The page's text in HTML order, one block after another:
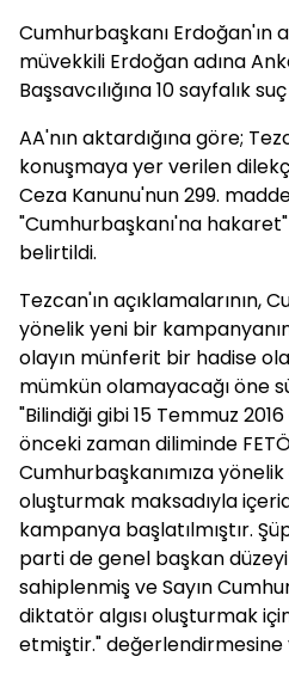
Cumhurbaşkanı Erdoğan'ın
müvekkili Erdoğan adına
Başsavcılığına 10 sayfalık
AA'nın aktardığına göre;
konuşmaya yer verilen
Ceza Kanunu'nun 299.
"Cumhurbaşkanı'na
belirtildi.
Tezcan'ın açıklamalarının,
yönelik yeni bir
olayın münferit bir hadise
mümkün olamayacağı öne
"Bilindiği gibi 15 Temmuz
önceki zaman diliminde
Cumhurbaşkanımıza
oluşturmak maksadıyla
kampanya başlatılmıştır.
parti de genel başkan
sahiplenmiş ve Sayın
diktatör algısı oluşturmak
etmiştir." değerlendirmesine